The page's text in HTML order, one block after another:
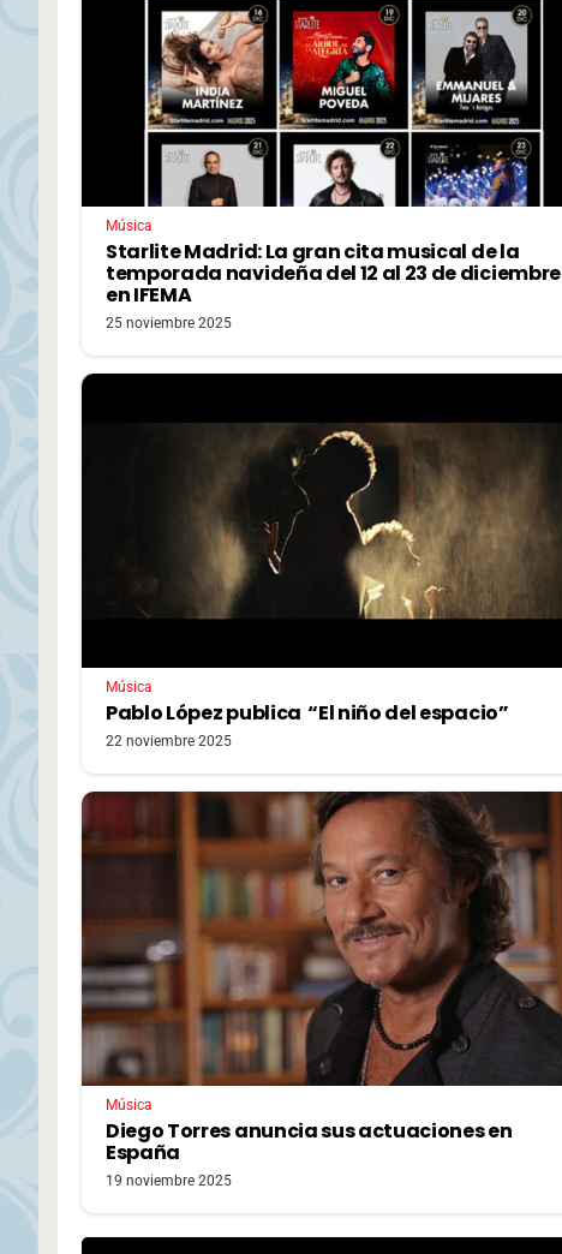
Música
Starlite Madrid: La gran cita musical de la
temporada navideña del 12 al 23 de diciembre
en IFEMA
25 noviembre 2025
Música
Pablo López publica “El niño del espacio”
22 noviembre 2025
Música
Diego Torres anuncia sus actuaciones en
España
19 noviembre 2025